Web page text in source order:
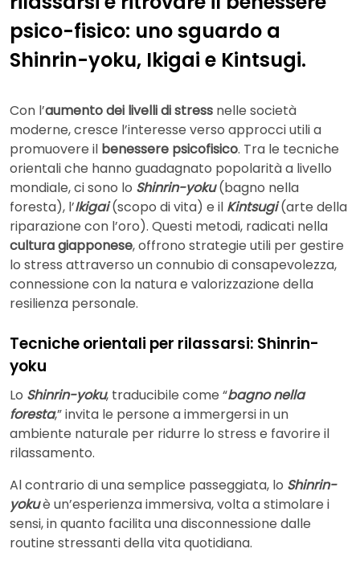
psico-fisico: uno sguardo a
Shinrin-yoku, Ikigai e Kintsugi.
Con l’aumento dei livelli di stress nelle società
moderne, cresce l’interesse verso approcci utili a
promuovere il benessere psicofisico. Tra le tecniche
orientali che hanno guadagnato popolarità a livello
mondiale, ci sono lo Shinrin-yoku(bagno nella
foresta), l’Ikigai(scopo di vita) e il Kintsugi(arte della
riparazione con l’oro). Questi metodi, radicati nella
cultura giapponese, offrono strategie utili per gestire
lo stress attraverso un connubio di consapevolezza,
connessione con la natura e valorizzazione della
resilienza personale.
Tecniche orientali per rilassarsi: Shinrin-
yoku
Lo Shinrin-yoku, traducibile come “bagno nella
foresta,” invita le persone a immergersi in un
ambiente naturale per ridurre lo stress e favorire il
rilassamento.
Al contrario di una semplice passeggiata, lo Shinrin-
yokuè un’esperienza immersiva, volta a stimolare i
sensi, in quanto facilita una disconnessione dalle
routine stressanti della vita quotidiana.